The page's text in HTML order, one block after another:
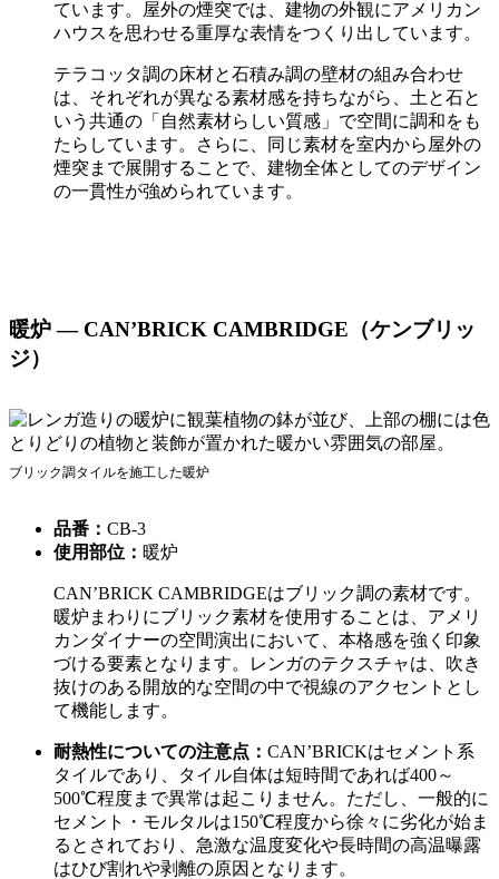
ています。屋外の煙突では、建物の外観にアメリカン
ハウスを思わせる重厚な表情をつくり出しています。
テラコッタ調の床材と石積み調の壁材の組み合わせ
は、それぞれが異なる素材感を持ちながら、土と石と
いう共通の「自然素材らしい質感」で空間に調和をも
たらしています。さらに、同じ素材を室内から屋外の
煙突まで展開することで、建物全体としてのデザイン
の一貫性が強められています。
暖炉 ― CAN’BRICK CAMBRIDGE（ケンブリッ
ジ）
ブリック調タイルを施工した暖炉
品番： CB-3
使用部位： 暖炉
CAN’BRICK CAMBRIDGEはブリック調の素材です。
暖炉まわりにブリック素材を使用することは、アメリ
カンダイナーの空間演出において、本格感を強く印象
づける要素となります。レンガのテクスチャは、吹き
抜けのある開放的な空間の中で視線のアクセントとし
て機能します。
耐熱性についての注意点： CAN’BRICKはセメント系
タイルであり、タイル自体は短時間であれば400～
500℃程度まで異常は起こりません。ただし、一般的に
セメント・モルタルは150℃程度から徐々に劣化が始ま
るとされており、急激な温度変化や長時間の高温曝露
はひび割れや剥離の原因となります。